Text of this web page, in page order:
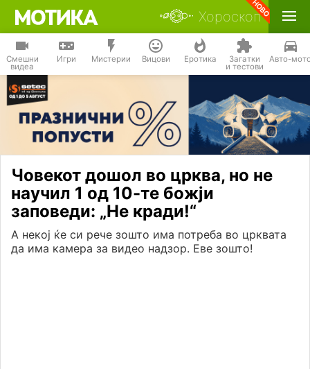
Хороскоп
Смешни
видеа
Игри Мистерии Вицови Еротика Загатки
и тестови
Авто-
Човекот дошол во црква, но не
научил 1 од 10-те божји
заповеди: „Не кради!“
А некој ќе си рече зошто има потреба во црквата
да има камера за видео надзор. Еве зошто!